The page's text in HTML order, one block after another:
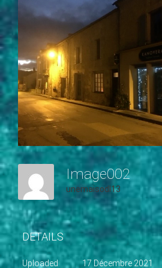
c
i
p
a
Image002
unemaisodl13
DETAILS
Uploaded 17 Décembre 2021